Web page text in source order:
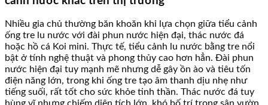
Nhiều gia chủ thường băn khoăn khi lựa chọn giữa tiểu cảnh
ống tre lu nước với đài phun nước hiện đại, thác nước đá
hoặc hồ cá Koi mini. Thực tế, tiểu cảnh lu nước bằng tre nổi
bật ở tính nghệ thuật và phong thủy cao hơn hẳn. Đài phun
nước hiện đại tuy mạnh mẽ nhưng dễ gây ồn ào và tiêu tốn
điện năng lớn, trong khi ống tre tạo âm thanh dịu nhẹ như
tiếng suối, rất tốt cho sức khỏe tinh thần. Thác nước đá tuy